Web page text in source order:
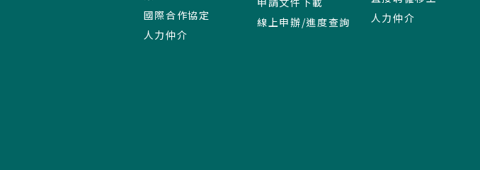
國際合作協定
人力仲介
線上申辦/進度查詢
人力仲介